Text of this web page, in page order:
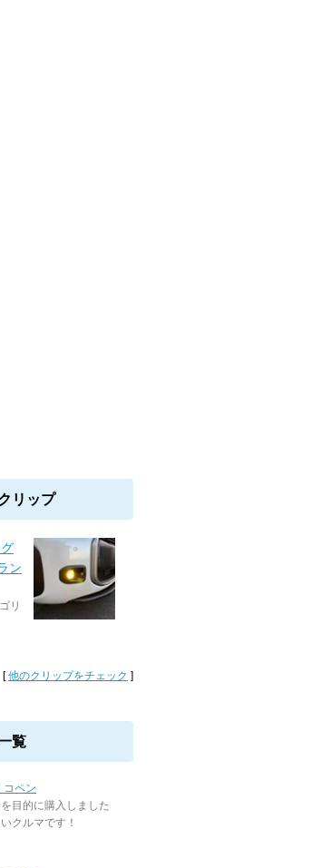
リップ
ン
リ
[他のクリップをチェック ]
覧
コペン
目的に購入しました
クルマです！